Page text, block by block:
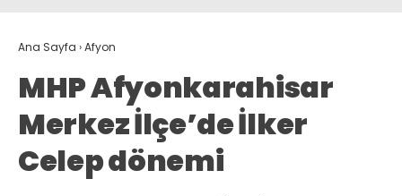
Ana Sayfa ›Afyon
MHP Afyonkarahisar
Merkez İlçe’de İlker
Celep dönemi